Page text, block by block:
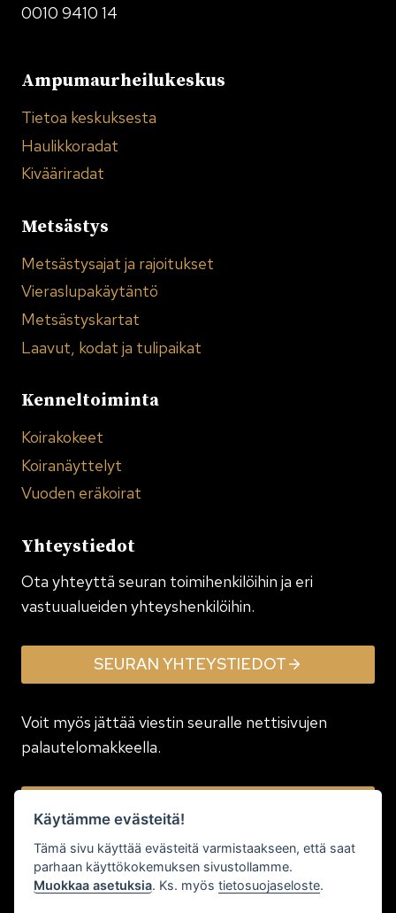
0010 9410 14
Ampumaurheilukeskus
Tietoa keskuksesta
Haulikkoradat
Kivääriradat
Metsästys
Metsästysajat ja rajoitukset
Vieraslupakäytäntö
Metsästyskartat
Laavut, kodat ja tulipaikat
Kenneltoiminta
Koirakokeet
Koiranäyttelyt
Vuoden eräkoirat
Yhteystiedot
Ota yhteyttä seuran toimi­henkilöihin ja eri
vastuualueiden yhteyshenkilöihin.
SEURAN YHTEYSTIEDOT
Voit myös jättää viestin seuralle nettisivujen
palautelomakkeella.
Käytämme evästeitä!
Tämä sivu käyttää evästeitä varmistaakseen, että saat
parhaan käyttökokemuksen sivustollamme.
Muokkaa asetuksia. Ks. myöstietosuojaseloste.